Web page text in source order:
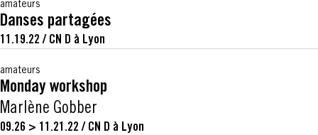
amateurs
Danses partagées
11.19.22 / CN D à Lyon
amateurs
Monday workshop
Marlène Gobber
09.26 > 11.21.22 / CN D à Lyon